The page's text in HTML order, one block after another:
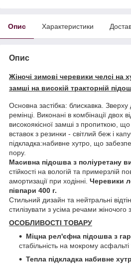
Опис Характеристики
Опис
Жіночі зимові черевики челсі на
замші на високій тракторній
Основна застібка: блискавка.
ремінці. Виконані в комбінації двох
високоякісної замші з пропиткою,
вставок з резинки - світлий беж і
підкладка:набивне хутро, що
пору.
Масивна підошва з поліуретану
стійкості на вологій та примерзлій
амортизації при ходінні. Черевики
півпари 400 г.
Стильний дизайн та нейтральні
стилізувати з усіма речами
ОСОБЛИВОСТІ ТОВАРУ
Міцна рел'єфна підошва з
стабільність на мокрому
Тепла підкладка набивне